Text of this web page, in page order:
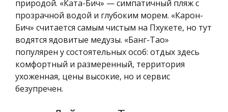
природой. «Ката-Бич» — симпатичный пляж с
прозрачной водой и глубоким морем. «Карон-
Бич» считается самым чистым на Пхукете, но тут
водятся ядовитые медузы. «Банг-Тао»
популярен у состоятельных особ: отдых здесь
комфортный и размеренный, территория
ухоженная, цены высокие, но и сервис
безупречен.